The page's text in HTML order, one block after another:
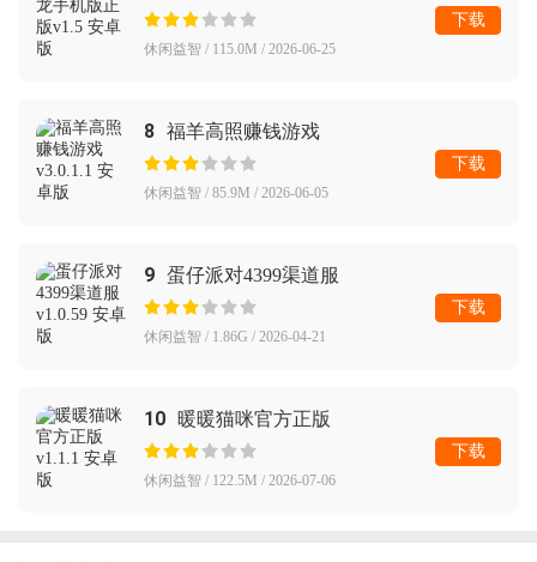
休闲益智 / 115.0M / 2026-06-25
下载
8 福羊高照赚钱游戏
休闲益智 / 85.9M / 2026-06-05
下载
9 蛋仔派对4399渠道服
休闲益智 / 1.86G / 2026-04-21
下载
10 暖暖猫咪官方正版
休闲益智 / 122.5M / 2026-07-06
下载